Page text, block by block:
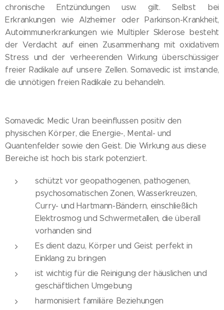
chronische Entzündungen usw. gilt. Selbst bei
Erkrankungen wie Alzheimer oder Parkinson-Krankheit,
Autoimmunerkrankungen wie Multipler Sklerose besteht
der Verdacht auf einen Zusammenhang mit oxidativem
Stress und der verheerenden Wirkung überschüssiger
freier Radikale auf unsere Zellen. Somavedic ist imstande,
die unnötigen freien Radikale zu behandeln.
Somavedic Medic Uran beeinflussen positiv den
physischen Körper, die Energie-, Mental- und
Quantenfelder sowie den Geist. Die Wirkung aus diese
Bereiche ist hoch bis stark potenziert.
schützt vor geopathogenen, pathogenen,
psychosomatischen Zonen, Wasserkreuzen,
Curry- und Hartmann-Bändern, einschließlich
Elektrosmog und Schwermetallen, die überall
vorhanden sind
Es dient dazu, Körper und Geist perfekt in
Einklang zu bringen
ist wichtig für die Reinigung der häuslichen und
geschäftlichen Umgebung
harmonisiert familiäre Beziehungen